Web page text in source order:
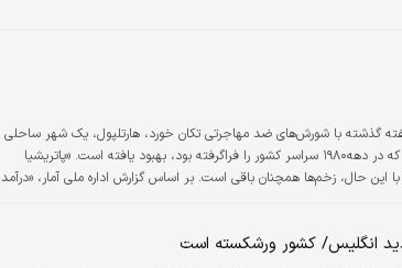
گذشته با شورش‌های ضد مهاجرتی تکان خورد، هارتلپول، یک شهر ساحلی
در ساحل شمال شرقی، تا حدودی از امواج ویرانگر رکود صنعتی که در دهه۱۹۸۰ سراسر کشور را فراگرفته بود، بهبود یافته است. «پاتریشیا
نوشت، با این حال، زخم‌ها همچنان باقی است. بر اساس گزارش اداره ملی آمار، «درآمد
انگلیس/ کشور ورشکسته است